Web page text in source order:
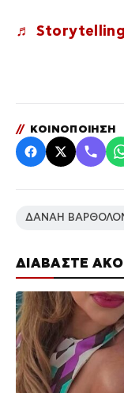
ΔΙΑΒΑΣΤΕ
♬ Storytelling
// ΚΟΙΝΟΠΟΙΗΣΗ
ΔΑΝΑΗ